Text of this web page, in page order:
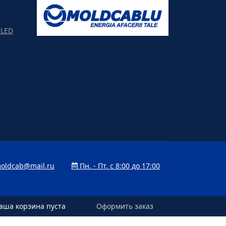
корзина пуста Оформить заказ
Пн. - Пт. с 8:00 до 17:00
корзина пуста Оформить заказ